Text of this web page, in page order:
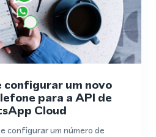
configurar um novo
para a API de
Cloud
configurar um número de